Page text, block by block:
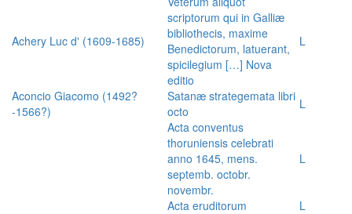
Achery Luc d' (1609-1685)
scriptorum qui in Galliæ
bibliothecis, maxime
Benedictorum, latuerant,
spicilegium […] Nova
editio
L
Aconcio Giacomo (1492?
-1566?)
Satanæ strategemata libri
octo
L
Acta conventus
thoruniensis celebrati
anno 1645, mens.
septemb. octobr.
novembr.
L
Acta eruditorum
L